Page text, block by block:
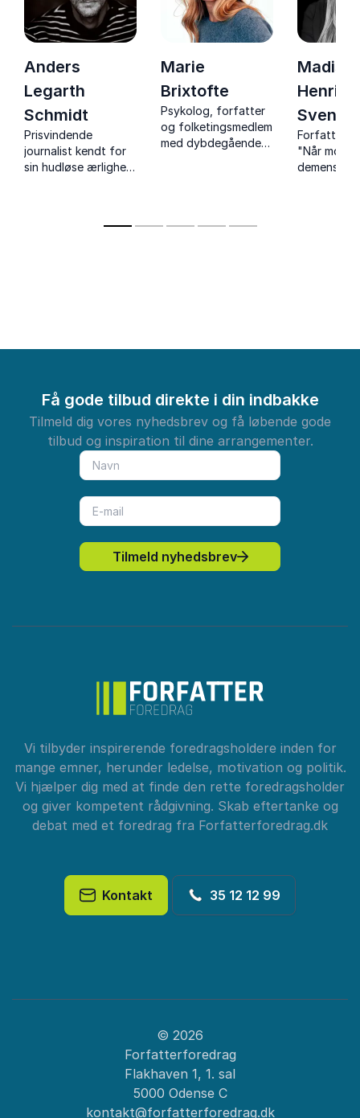
Anders
Legarth
Schmidt
Prisvindende
journalist kendt for
sin hudløse ærlighed
Marie
Brixtofte
Psykolog, forfatter
og folketingsmedlem
med dybdegående
Forfatter,
"Når mor
demens"
Få gode tilbud direkte i din indbakke
Tilmeld dig vores nyhedsbrev og få løbende gode
tilbud og inspiration til dine arrangementer.
Tilmeld nyhedsbrev
Vi tilbyder inspirerende foredragsholdere inden for
mange emner, herunder ledelse, motivation og politik.
Vi hjælper dig med at finde den rette foredragsholder
og giver kompetent rådgivning. Skab eftertanke og
debat med et foredrag fra Forfatterforedrag.dk
Kontakt 35 12 12 99
© 2026
Forfatterforedrag
Flakhaven 1, 1. sal
5000 Odense C
kontakt@forfatterforedrag.dk